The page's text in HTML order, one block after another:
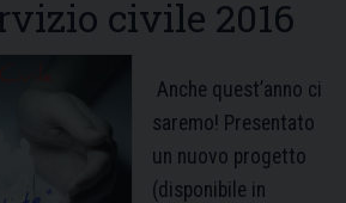
civile 2016
Anche quest’anno ci
saremo! Presentato
un nuovo progetto
(disponibile in